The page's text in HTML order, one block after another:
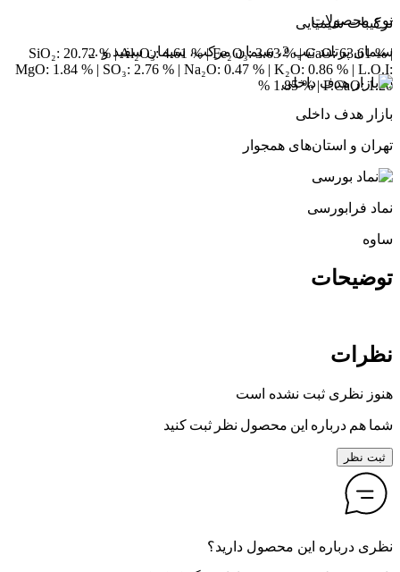
ترکیبات شیمیایی
SiO₂: 20.72 % | Al₂O₃: 4.61 % | Fe₂O₃: 3.63 % | CaO: 63.61 % |
MgO: 1.84 % | SO₃: 2.76 % | Na₂O: 0.47 % | K₂O: 0.86 % | L.O.I:
1.85 % | F.CaO: 1.20 %
نوع محصولات
سیمان پرتلند تیپ 2، سیمان مرکب، سیمان سفید و ...
بازار هدف داخلی
تهران و استان‌های همجوار
نماد فرابورسی
ساوه
توضیحات
نظرات
هنوز نظری ثبت نشده است
شما هم درباره این محصول نظر ثبت کنید
ثبت نظر
نظری درباره این محصول دارید؟